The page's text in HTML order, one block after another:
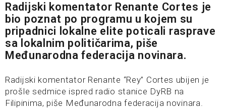
Radijski komentator Renante Cortes je
bio poznat po programu u kojem su
pripadnici lokalne elite poticali rasprave
sa lokalnim političarima, piše
Međunarodna federacija novinara.
Radijski komentator Renante “Rey” Cortes ubijen je
prošle sedmice ispred radio stanice DyRB na
Filipinima, piše Međunarodna federacija novinara.